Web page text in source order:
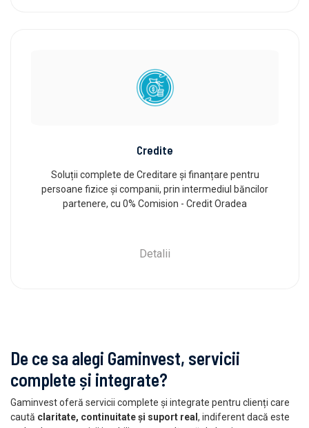
Credite
Soluții complete de Creditare și finanțare pentru
persoane fizice și companii, prin intermediul băncilor
partenere, cu 0% Comision - Credit Oradea
Detalii
De ce sa alegi Gaminvest, servicii
complete și integrate?
Gaminvest oferă servicii complete și integrate pentru clienți care
caută claritate, continuitate și suport real , indiferent dacă este